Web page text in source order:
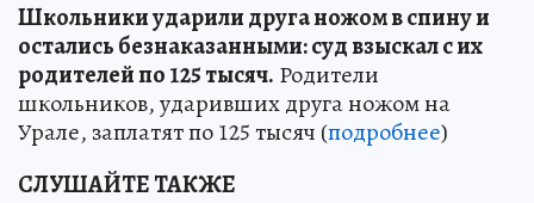
Школьники ударили друга ножом в спину и
остались безнаказанными: суд взыскал с их
родителей по 125 тысяч. Родители
школьников, ударивших друга ножом на
Урале, заплатят по 125 тысяч (подробнее)
СЛУШАЙТЕ ТАКЖЕ